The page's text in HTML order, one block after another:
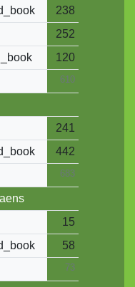
238
252
120
610
241
442
683
15
58
73